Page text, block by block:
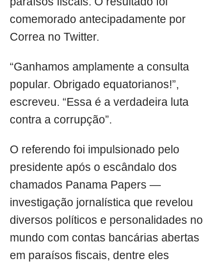
comemorado antecipadamente por
Correa no Twitter.
“Ganhamos amplamente a consulta
popular. Obrigado equatorianos!”,
escreveu. “Essa é a verdadeira luta
contra a corrupção”.
O referendo foi impulsionado pelo
presidente após o escândalo dos
chamados Panama Papers —
investigação jornalística que revelou
diversos políticos e personalidades no
mundo com contas bancárias abertas
em paraísos fiscais, dentre eles